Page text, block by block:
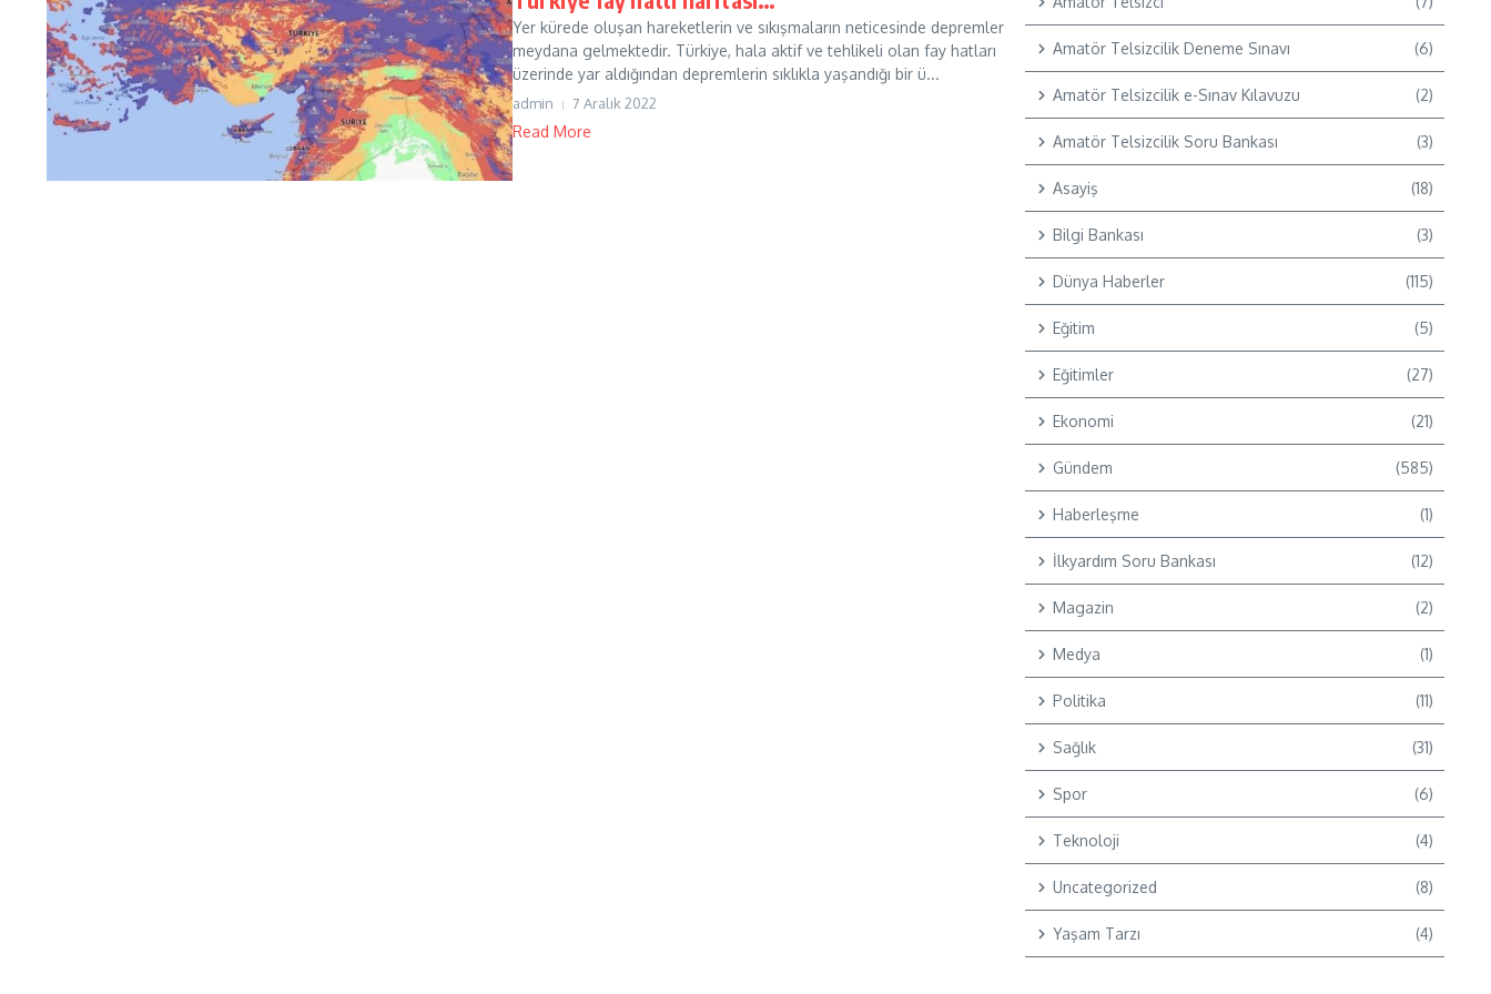
Yer kürede oluşan hareketlerin ve sıkışmaların neticesinde depremler
meydana gelmektedir. Türkiye, hala aktif ve tehlikeli olan fay hatları
üzerinde yar aldığından depremlerin sıklıkla yaşandığı bir ü...
admin 7 Aralık 2022
Read More
Amatör Telsizcilik Deneme Sınavı (6)
Amatör Telsizcilik e-Sınav Kılavuzu (2)
Amatör Telsizcilik Soru Bankası (3)
Asayiş (18)
Bilgi Bankası (3)
Dünya Haberler (115)
Eğitim (5)
Eğitimler (27)
Ekonomi (21)
Gündem (585)
Haberleşme (1)
İlkyardım Soru Bankası (12)
Magazin (2)
Medya (1)
Politika (11)
Sağlık (31)
Spor (6)
Teknoloji (4)
Uncategorized (8)
Yaşam Tarzı (4)